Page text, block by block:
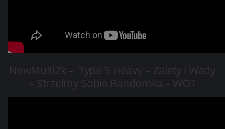
NewMulti2k – Type 5 Heavy – Zalety i Wady
– Strzelmy Sobie Randomka – WOT